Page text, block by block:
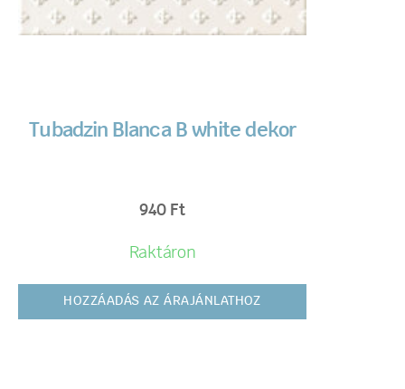
Tubadzin Blanca B white dekor
940 Ft
Raktáron
HOZZÁADÁS AZ ÁRAJÁNLATHOZ